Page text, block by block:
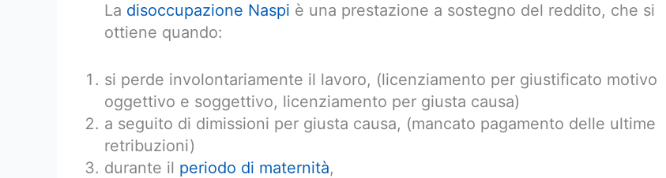
La disoccupazione Naspi è una prestazione a sostegno del reddito, che si
ottiene quando:
si perde involontariamente il lavoro, (licenziamento per giustificato motivo
oggettivo e soggettivo, licenziamento per giusta causa)
a seguito di dimissioni per giusta causa, (mancato pagamento delle ultime
retribuzioni)
durante il periodo di maternità,